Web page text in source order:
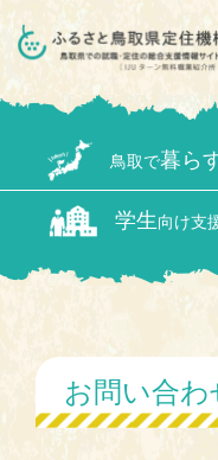
鳥取で暮ら
学生 向け支
お問い合わ